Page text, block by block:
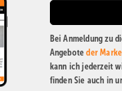
Bei Anmeldung zu
Angeboteder
kann ich jederzeit
finden Sie auch in